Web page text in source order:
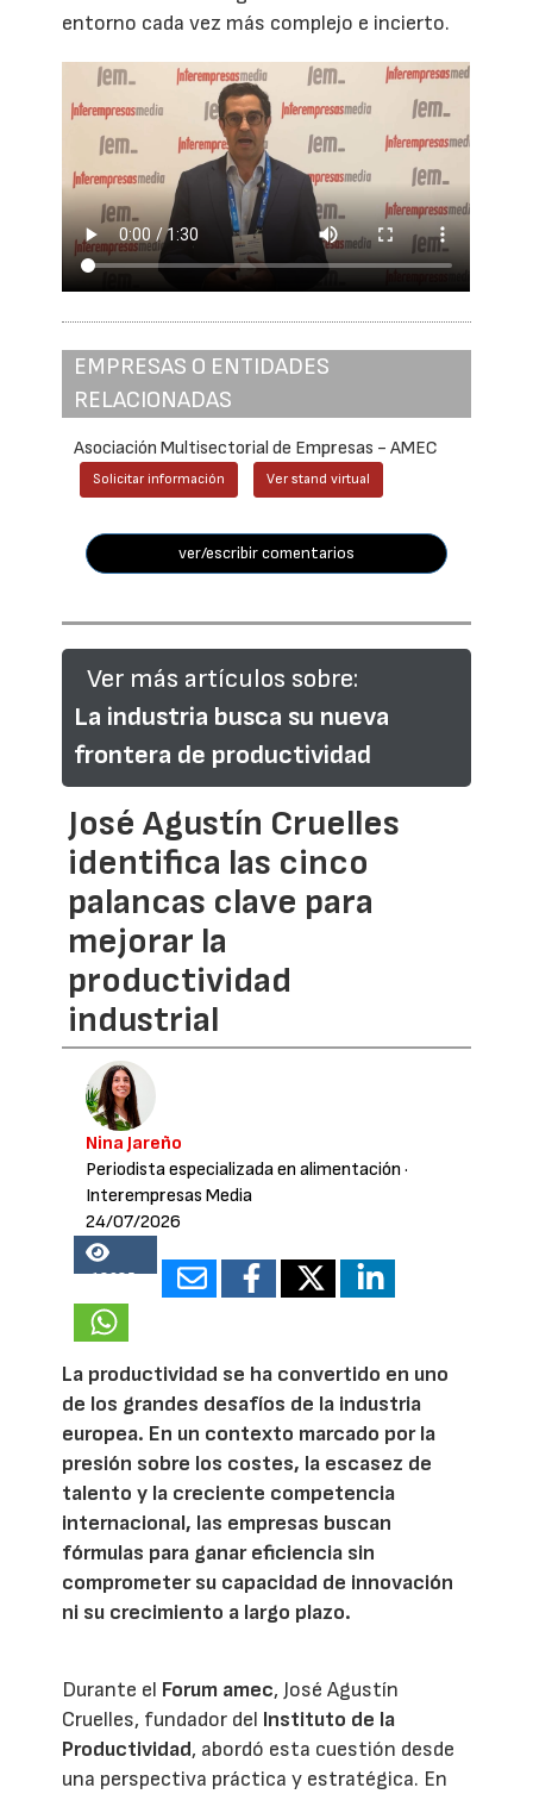
entorno cada vez más complejo e incierto.
EMPRESAS O ENTIDADES
RELACIONADAS
Asociación Multisectorial de Empresas - AMEC
Solicitar información Ver stand virtual
ver/escribir comentarios
Ver más artículos sobre:
La industria busca su nueva
frontera de productividad
José Agustín Cruelles
identifica las cinco
palancas clave para
mejorar la
productividad
industrial
Nina Jareño
Periodista especializada en alimentación ·
Interempresas Media
24/07/2026
18985
La productividad se ha convertido en uno
de los grandes desafíos de la industria
europea. En un contexto marcado por la
presión sobre los costes, la escasez de
talento y la creciente competencia
internacional, las empresas buscan
fórmulas para ganar eficiencia sin
comprometer su capacidad de innovación
ni su crecimiento a largo plazo.
Durante el Forum amec, José Agustín
Cruelles, fundador del Instituto de la
Productividad, abordó esta cuestión desde
una perspectiva práctica y estratégica. En